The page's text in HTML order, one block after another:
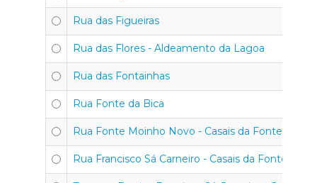
Rua das Figueiras
Rua das Flores - Aldeamento da Lagoa
Rua das Fontainhas
Rua Fonte da Bica
Rua Fonte Moinho Novo - Casais da Fonte
Rua Francisco Sá Carneiro - Casais da Fonte